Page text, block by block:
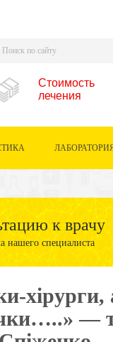
Стоимость
лечения
к врачу
нашего специалиста
хірурги,
—